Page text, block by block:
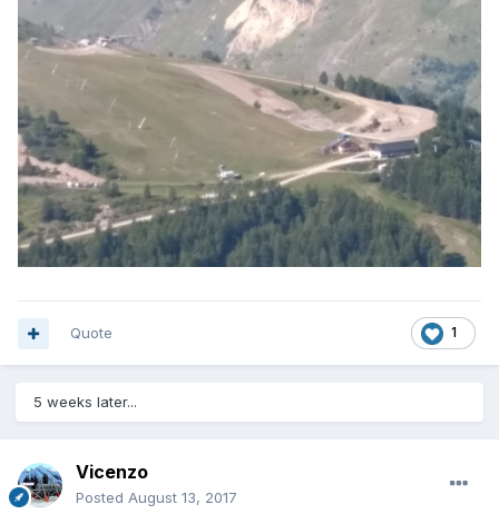
1
Quote
5 weeks later...
Vicenzo
Posted August 13, 2017